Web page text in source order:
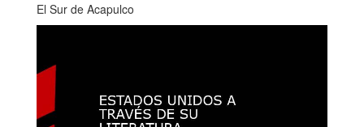
El Sur de Acapulco